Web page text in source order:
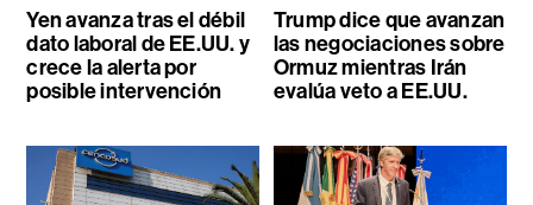
Yen avanza tras el débil
dato laboral de EE.UU. y
crece la alerta por
posible intervención
Trump dice que avanzan
las negociaciones sobre
Ormuz mientras Irán
evalúa veto a EE.UU.